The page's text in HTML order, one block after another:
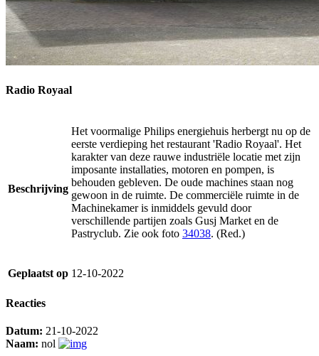
Radio Royaal
Beschrijving
Het voormalige Philips energiehuis herbergt nu op de
eerste verdieping het restaurant 'Radio Royaal'. Het
karakter van deze rauwe industriële locatie met zijn
imposante installaties, motoren en pompen, is
behouden gebleven. De oude machines staan nog
gewoon in de ruimte. De commerciële ruimte in de
Machinekamer is inmiddels gevuld door
verschillende partijen zoals Gusj Market en de
Pastryclub. Zie ook foto 34038. (Red.)
Geplaatst op 12-10-2022
Reacties
Datum: 21-10-2022
Naam: nol